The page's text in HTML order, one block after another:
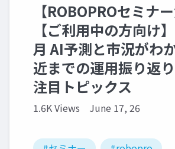
【ROBOPROセミナー
【ご利用中の方向け
月 AI予測と市況が
近までの運用振り返
注目トピックス
1.6K Views June 17, 26